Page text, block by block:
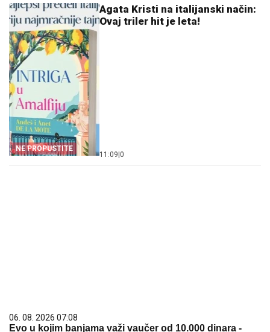
NE PROPUSTITE
Agata Kristi na italijanski način:
Ovaj triler hit je leta!
11:09 0
06. 08. 2026 07:08
Evo u kojim banjama važi vaučer od 10.000 dinara -